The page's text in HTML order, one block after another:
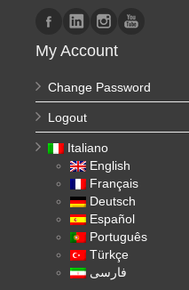
My Account
Change Password
Logout
Italiano
English
Français
Deutsch
Español
Português
Türkçe
فارسی